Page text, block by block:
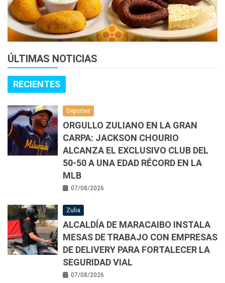
ÚLTIMAS NOTICIAS
RECIENTES
Deportes
ORGULLO ZULIANO EN LA GRAN
CARPA: JACKSON CHOURIO
ALCANZA EL EXCLUSIVO CLUB DEL
50-50 A UNA EDAD RÉCORD EN LA
MLB
07/08/2026
Zulia
ALCALDÍA DE MARACAIBO INSTALA
MESAS DE TRABAJO CON EMPRESAS
DE DELIVERY PARA FORTALECER LA
SEGURIDAD VIAL
07/08/2026